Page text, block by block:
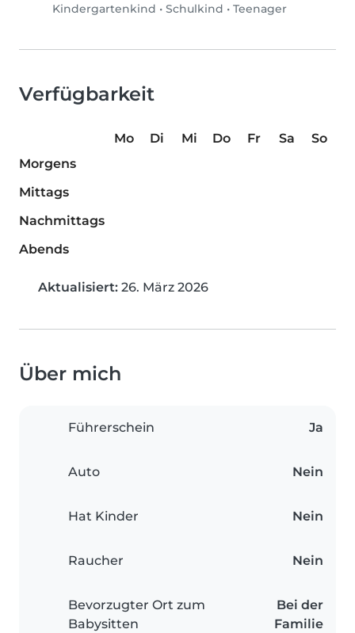
Kindergartenkind • Schulkind • Teenager
Verfügbarkeit
Mo Di Mi Do Fr Sa
So
Morgens
Mittags
Nachmittags
Abends
Aktualisiert: 26. März 2026
Über mich
Führerschein Ja
Auto Nein
Hat Kinder Nein
Raucher Nein
Bevorzugter Ort zum
Babysitten
Bei der
Familie